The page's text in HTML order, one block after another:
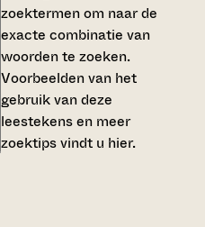
zoektermen om naar de
exacte combinatie van
woorden te zoeken.
Voorbeelden van het
gebruik van deze
leestekens en meer
zoektips vindt u hier.